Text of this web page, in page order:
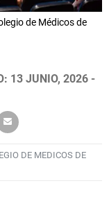
de Médicos de
13 JUNIO, 2026 -
DE MEDICOS DE